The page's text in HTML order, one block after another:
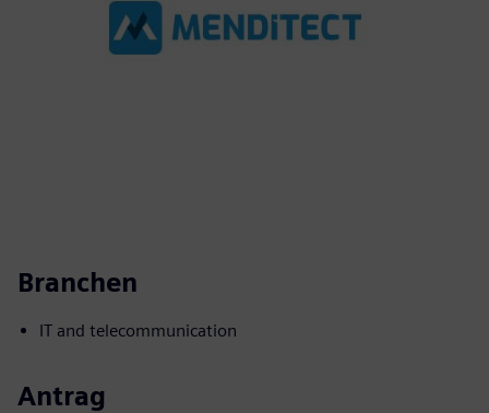
Branchen
IT and telecommunication
Antrag